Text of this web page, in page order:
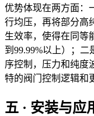
优势体现在两方面：
行均压，再将部分高
生效率，使得在同等
到99.99%以上）；
序控制，压力和纯度
特的阀门控制逻辑和
五 · 安装与应